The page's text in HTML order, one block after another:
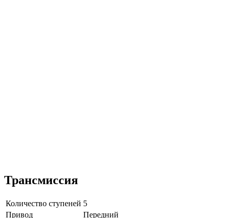
Трансмиссия
Количество ступеней 5
Привод
Передний